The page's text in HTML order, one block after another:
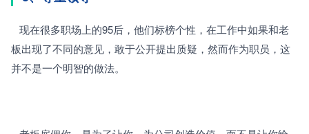
板出现了不同的意见，敢于公开提出质疑，然而作为职员，这
并不是一个明智的做法。